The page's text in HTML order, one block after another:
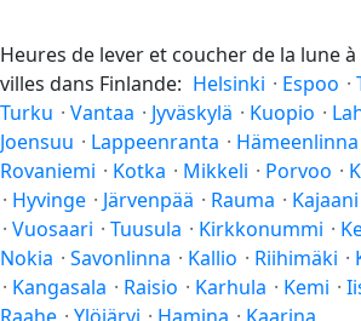
Heures de lever et coucher de la lune
villes dans Finlande: Helsinki · Espoo ·
Turku · Vantaa · Jyväskylä · Kuopio ·
Joensuu · Lappeenranta · Hämeenlinna
Rovaniemi · Kotka · Mikkeli · Porvoo ·
· Hyvinge · Järvenpää · Rauma · Kajaani
· Vuosaari · Tuusula · Kirkkonummi ·
Nokia · Savonlinna · Kallio · Riihimäki ·
· Kangasala · Raisio · Karhula · Kemi ·